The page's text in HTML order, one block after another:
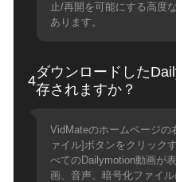
止/再開を可能にする高度
あります。
4
ダウンロードした
存されますか？
VidMateのホームページの
ァイル]ボタンをクリック
べてのDailymotion動画が
画、音声、暗号化ファイル